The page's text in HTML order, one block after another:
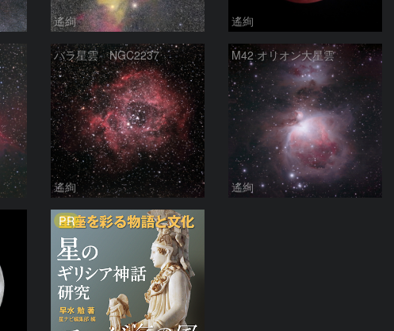
遙絢 遙絢
バラ星雲 NGC2237
遙絢
M42 オリオン大星雲
遙絢
PR